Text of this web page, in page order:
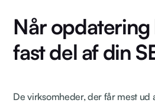
Når opdatering
fast del af din
De virksomheder, der får mest ud